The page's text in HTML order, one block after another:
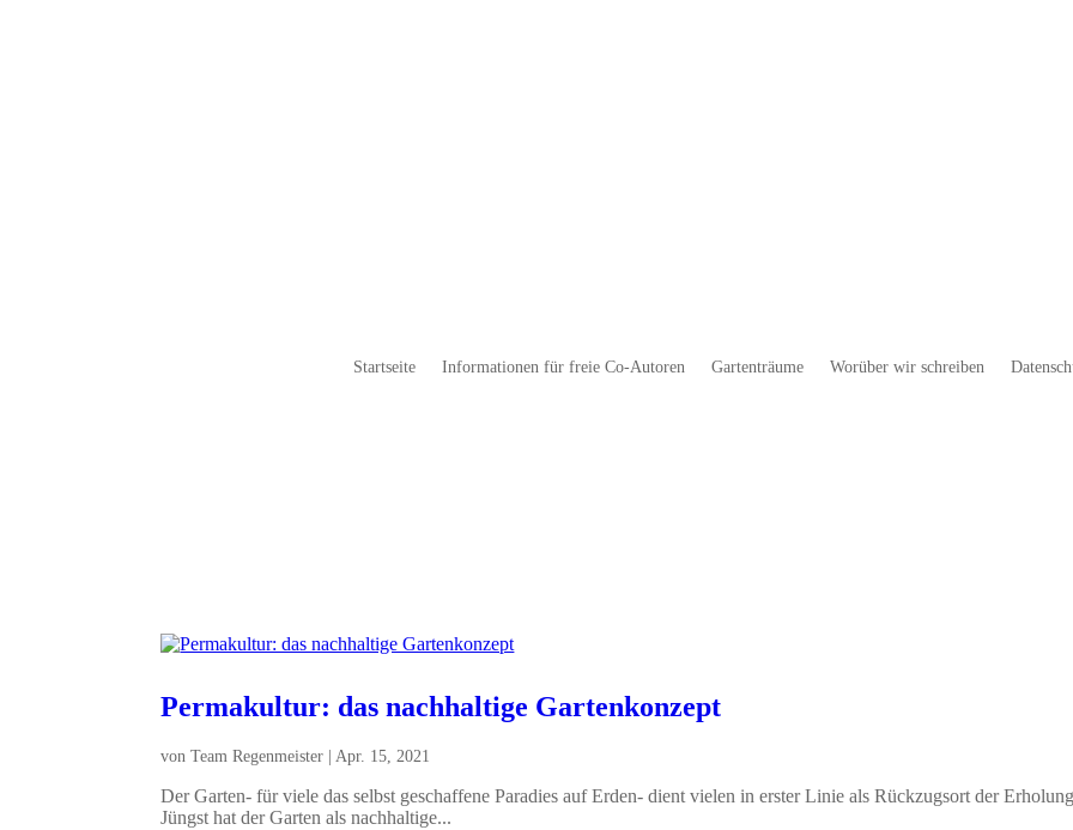
Startseite Informationen für freie Co-Autoren Gartenträume Worüber wir schreiben
Permakultur: das nachhaltige Gartenkonzept
vonTeam Regenmeister |Apr. 15, 2021
Der Garten- für viele das selbst geschaffene Paradies auf Erden- dient vielen in erster Linie als Rückzugsort der
Jüngst hat der Garten als nachhaltige...